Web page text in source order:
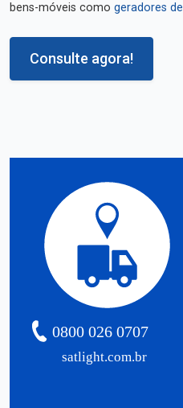
bens-móveis como geradores
Consulte agora!
satlight.com.br
0800 026 0707